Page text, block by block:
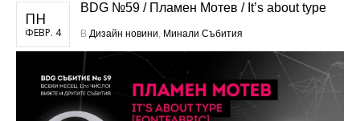
ПН
ФЕВР. 4
BDG №59 / Пламен Мотев / It’s about type
В Дизайн новини, Минали Събития